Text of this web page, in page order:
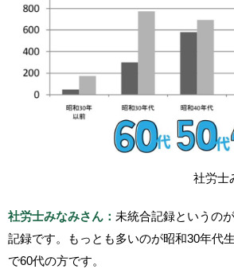
社労士
社労士みなみさん： 未統合記録というの
記録です。もっとも多いのが昭和30年代
で60代の方です。